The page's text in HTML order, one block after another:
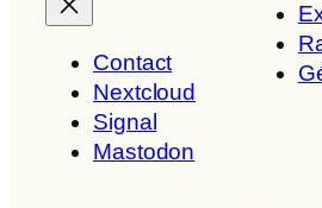
Contact
Nextcloud
Signal
Mastodon